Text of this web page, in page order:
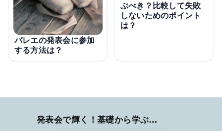
バレエの発表会に参加
する方法は？
ぶべき？比較して失敗
しないためのポイント
は？
発表会で輝く！基礎から学ぶバレエ術